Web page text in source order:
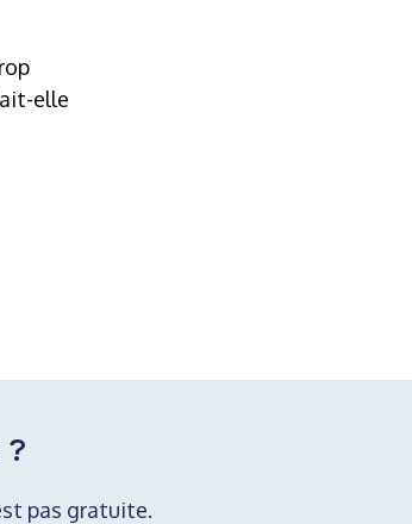
elle
?
pas gratuite.